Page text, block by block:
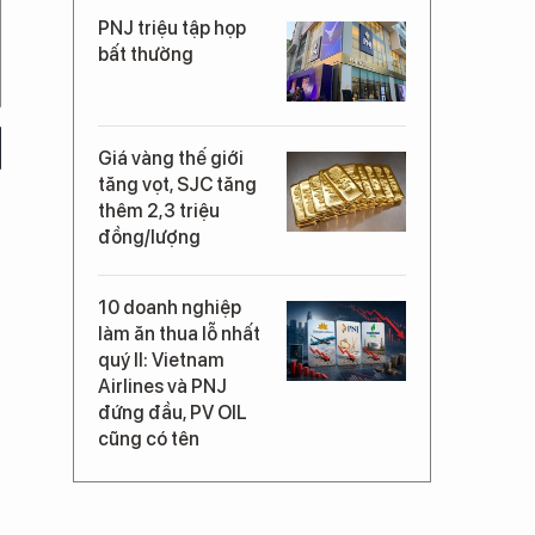
PNJ triệu tập họp
bất thường
Giá vàng thế giới
tăng vọt, SJC tăng
thêm 2,3 triệu
đồng/lượng
10 doanh nghiệp
làm ăn thua lỗ nhất
quý II: Vietnam
Airlines và PNJ
đứng đầu, PV OIL
cũng có tên